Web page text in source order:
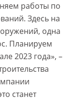
работы по
Здесь на
одна
Планируем
2023 года», –
станет